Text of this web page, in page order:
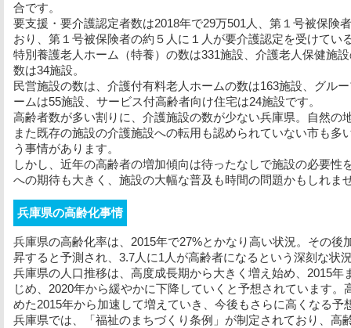
合です。
要支援・要介護認定者数は2018年で29万501人、第１号被保険
おり、第１号被保険者の約５人に１人が要介護認定を受けてい
特別養護老人ホーム（特養）の数は331施設、介護老人保健施
数は34施設。
民営施設の数は、介護付有料老人ホームの数は163施設、グル
ームは55施設、サービス付高齢者向け住宅は24施設です。
高齢者数が多い割りに、介護施設の数が少ない兵庫県。自然の
また既存の施設の介護施設への転用も認められていない市も多
う事情があります。
しかし、近年の高齢者の増加傾向は待ったなしで施設の必要性
への期待も大きく、施設の大幅な普及も時間の問題かもしれま
兵庫県の高齢化事情
兵庫県の高齢化率は、2015年で27%とかなり高い状況。その後
昇すると予測され、3.7人に1人が高齢者になるという深刻な状
兵庫県の人口推移は、高度成長期から大きく増え始め、2015
じめ、2020年から緩やかに下降していくと予想されています
めた2015年から加速して増えていき、今後もさらに高くなる予
兵庫県では、「福祉のまちづくり条例」が制定されており、高